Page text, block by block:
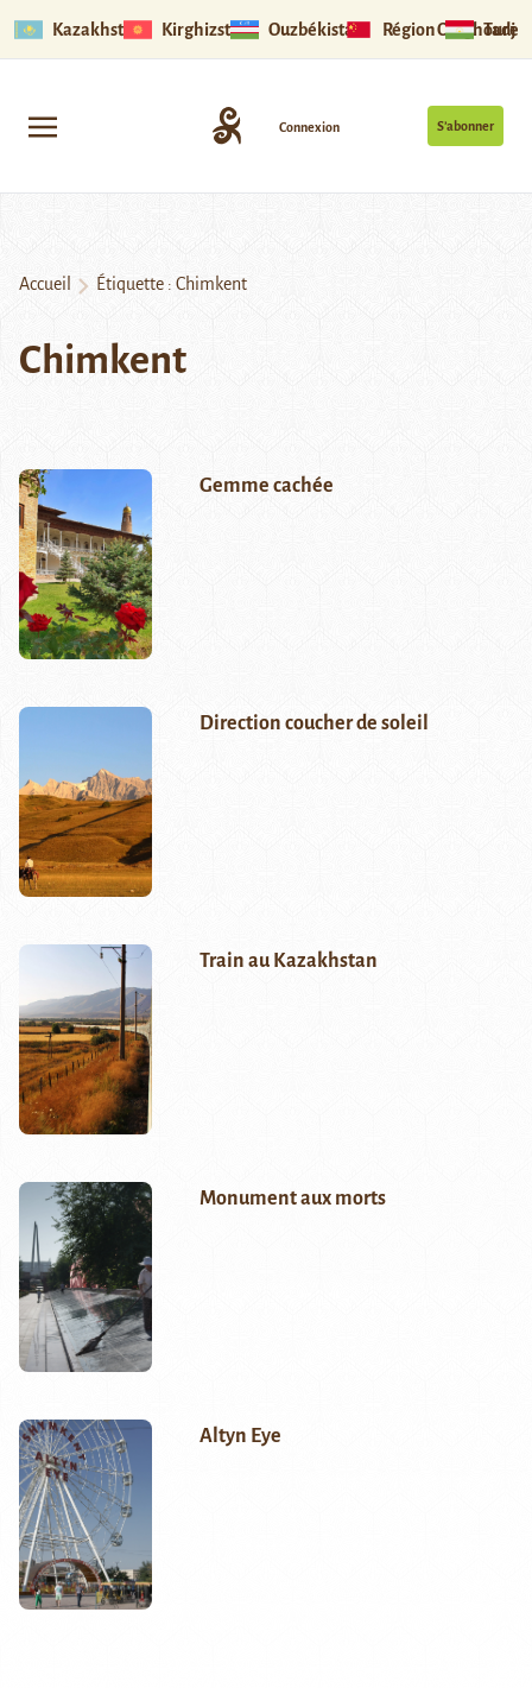
Kazakhstan Kirghizstan Ouzbékistan Région Ouïghoure
S’abonner
Connexion
Accueil Étiquette : Chimkent
Chimkent
Gemme cachée
Direction coucher de soleil
Train au Kazakhstan
Monument aux morts
Altyn Eye